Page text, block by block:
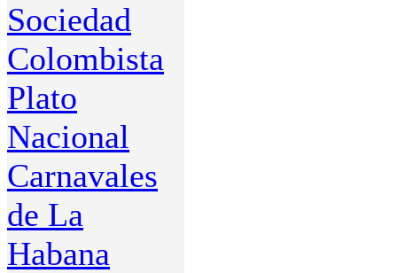
Sociedad
Colombista
Plato
Nacional
Carnavales
de La
Habana